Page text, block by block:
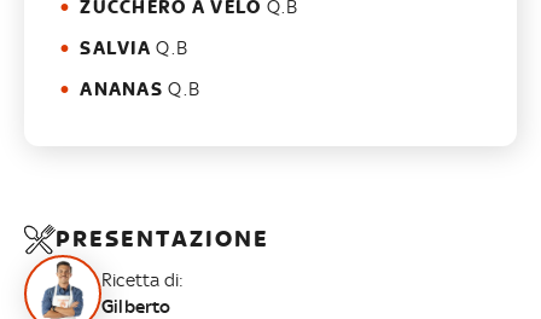
ZUCCHERO A VELO Q.B
SALVIA Q.B
ANANAS Q.B
PRESENTAZIONE
Ricetta di:
Gilberto